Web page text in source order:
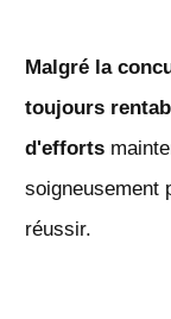
Malgré la
toujours
d'efforts
soigneusement
réussir.